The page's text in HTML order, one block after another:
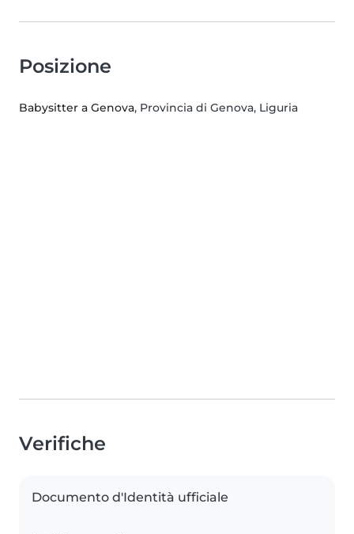
Posizione
Babysitter a Genova, Provincia di Genova, Liguria
Verifiche
Documento d'Identità ufficiale